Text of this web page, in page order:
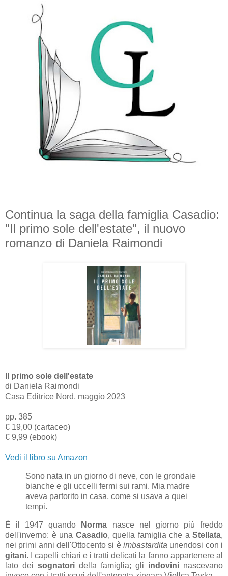
Continua la saga della famiglia Casadio:
"Il primo sole dell'estate", il nuovo
romanzo di Daniela Raimondi
Il primo sole dell'estate
di Daniela Raimondi
Casa Editrice Nord, maggio 2023
pp. 385
€ 19,00 (cartaceo)
€ 9,99 (ebook)
Vedi il libro su Amazon
Sono nata in un giorno di neve, con le grondaie
bianche e gli uccelli fermi sui rami. Mia madre
aveva partorito in casa, come si usava a quei
tempi.
È il 1947 quando Norma nasce nel giorno più freddo
dell'inverno: è una Casadio, quella famiglia che a Stellata,
nei primi anni dell'Ottocento si è imbastardita unendosi con i
gitani. I capelli chiari e i tratti delicati la fanno appartenere al
lato dei sognatori della famiglia; gli indovini nascevano